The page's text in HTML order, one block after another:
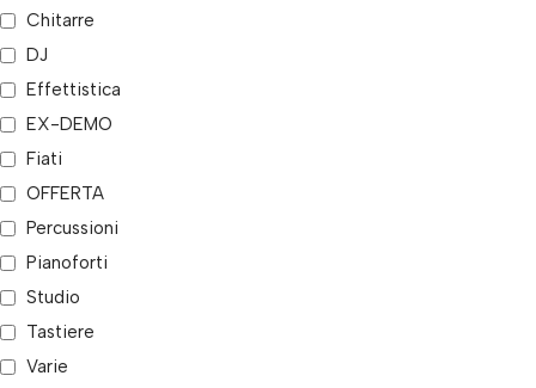
Chitarre
DJ
Effettistica
EX-DEMO
Fiati
OFFERTA
Percussioni
Pianoforti
Studio
Tastiere
Varie